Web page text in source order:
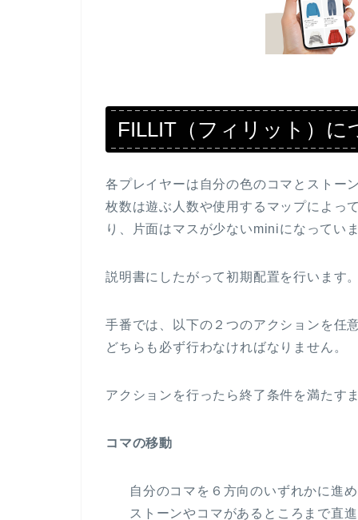
FILLIT（フィリット）に
各プレイヤーは自分の色のコマとストー
枚数は遊ぶ人数や使用するマップによっ
り、片面はマスが少ないminiになっていま
説明書にしたがって初期配置を行います。
手番では、以下の２つのアクションを任
どちらも必ず行わなければなりません。
アクションを行ったら終了条件を満たす
コマの移動
自分のコマを６方向のいずれかに進
ストーンやコマがあるところまで直